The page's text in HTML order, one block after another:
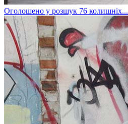
Оголошено у розшук 76 колишніх...